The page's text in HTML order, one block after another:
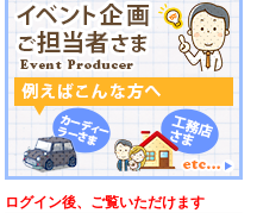
ログイン後、ご覧いただけます